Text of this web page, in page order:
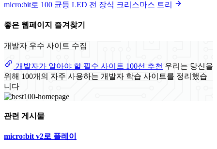
micro:bit로 100 균등 LED 전 장식 크리스마스 트리
좋은 웹페이지 즐겨찾기
개발자 우수 사이트 수집
개발자가 알아야 할 필수 사이트 100선 추천 우리는 당신을
위해 100개의 자주 사용하는 개발자 학습 사이트를 정리했습
니다
관련 게시물
micro:bit v2로 플레이